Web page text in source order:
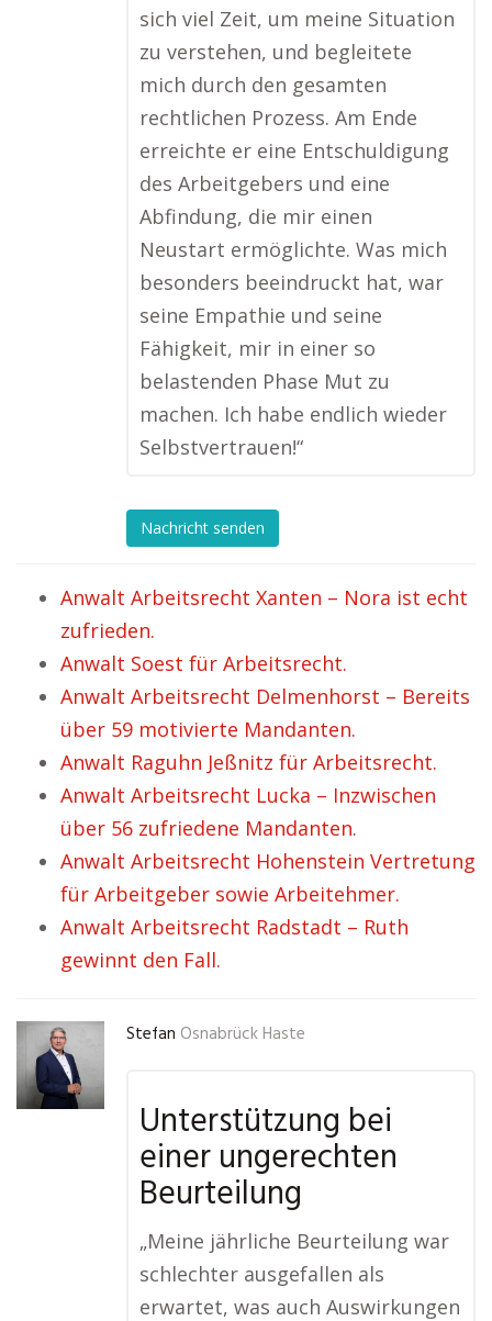
sich viel Zeit, um meine Situation
zu verstehen, und begleitete
mich durch den gesamten
rechtlichen Prozess. Am Ende
erreichte er eine Entschuldigung
des Arbeitgebers und eine
Abfindung, die mir einen
Neustart ermöglichte. Was mich
besonders beeindruckt hat, war
seine Empathie und seine
Fähigkeit, mir in einer so
belastenden Phase Mut zu
machen. Ich habe endlich wieder
Selbstvertrauen!“
Nachricht senden
Anwalt Arbeitsrecht Xanten – Nora ist echt
zufrieden.
Anwalt Soest für Arbeitsrecht.
Anwalt Arbeitsrecht Delmenhorst – Bereits
über 59 motivierte Mandanten.
Anwalt Raguhn Jeßnitz für Arbeitsrecht.
Anwalt Arbeitsrecht Lucka – Inzwischen
über 56 zufriedene Mandanten.
Anwalt Arbeitsrecht Hohenstein Vertretung
für Arbeitgeber sowie Arbeitehmer.
Anwalt Arbeitsrecht Radstadt – Ruth
gewinnt den Fall.
Stefan Osnabrück Haste
Unterstützung bei
einer ungerechten
Beurteilung
„Meine jährliche Beurteilung war
schlechter ausgefallen als
erwartet, was auch Auswirkungen